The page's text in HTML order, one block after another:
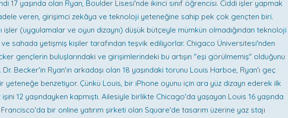
17 yaşında olan Ryan, Boulder Lisesi'nde ikinci sınıf öğrencisi. Ciddi işler yapmak
veren, girişimci zekâya ve teknoloji yeteneğine sahip pek çok gençten biri.
işler (uygulamalar ve oyun dizaynı) düşük bütçeyle mümkün olmadığından teknoloji
sahada yetişmiş kişiler tarafından teşvik ediliyorlar. Chigaco Üniversitesi'nden
gençlerin buluşlarındaki ve girişimlerindeki bu artışın "eşi görülmemiş" olduğunu
Dr. Becker'in Ryan'ın arkadaşı olan 18 yaşındaki torunu Louis Harboe, Ryan'ı geç
yeteneğe benzetiyor. Çünkü Louis, bir iPhone oyunu için ara yüz dizayn ederek ilk
işini 12 yaşındayken kapmıştı. Ailesiyle birlikte Chicago'da yaşayan Louis 16 yaşında
bir online yatırım şirketi olan Square'de tasarım üzerine yaz stajı